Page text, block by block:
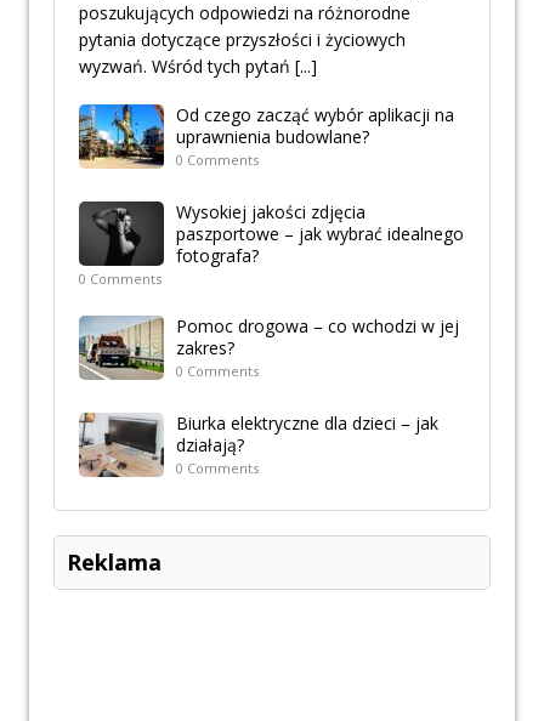
poszukujących odpowiedzi na różnorodne
pytania dotyczące przyszłości i życiowych
wyzwań. Wśród tych pytań [...]
Od czego zacząć wybór aplikacji na
uprawnienia budowlane?
0 Comments
Wysokiej jakości zdjęcia
paszportowe – jak wybrać idealnego
fotografa?
0 Comments
Pomoc drogowa – co wchodzi w jej
zakres?
0 Comments
Biurka elektryczne dla dzieci – jak
działają?
0 Comments
Reklama